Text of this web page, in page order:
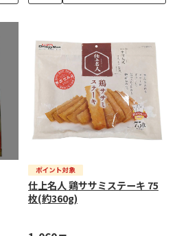
仕上名人 鶏ササミステーキ 75
枚(約360g)